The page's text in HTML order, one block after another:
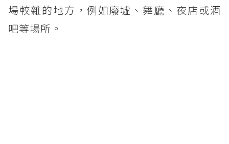
場較雜的地方，例如廢墟、舞廳、夜店或酒
吧等場所。